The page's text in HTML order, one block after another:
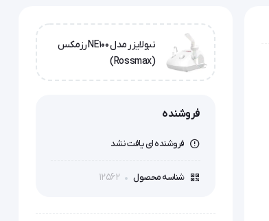
نبولایزر مدل NE100 رزمکس
(Rossmax)
فروشنده
فروشنده ای یافت نشد
شناسه محصول 12562